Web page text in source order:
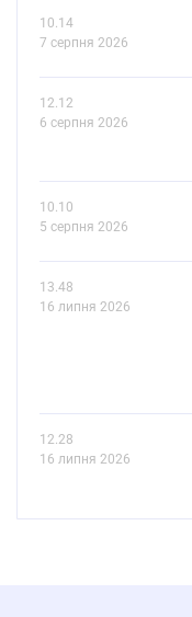
10.14
7 серпня 2026
12.12
6 серпня 2026
10.10
5 серпня 2026
13.48
16 липня 2026
12.28
16 липня 2026